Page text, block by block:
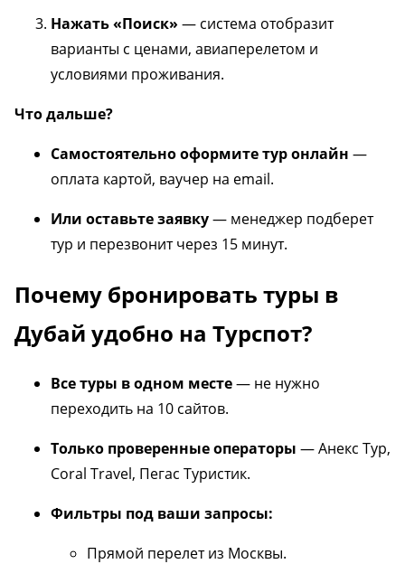
Нажать «Поиск» — система отобразит
варианты с ценами, авиаперелетом и
условиями проживания.
Что дальше?
Самостоятельно оформите тур онлайн —
оплата картой, ваучер на email.
Или оставьте заявку— менеджер подберет
тур и перезвонит через 15 минут.
Почему бронировать туры в
Дубай удобно на Турспот?
Все туры в одном месте— не нужно
переходить на 10 сайтов.
Только проверенные операторы — Анекс Тур,
Coral Travel, Пегас Туристик.
Фильтры под ваши запросы:
Прямой перелет из Москвы.